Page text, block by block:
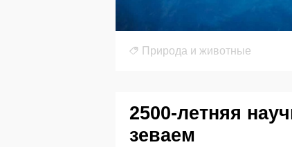
Природа и животные
2500-летняя
зеваем